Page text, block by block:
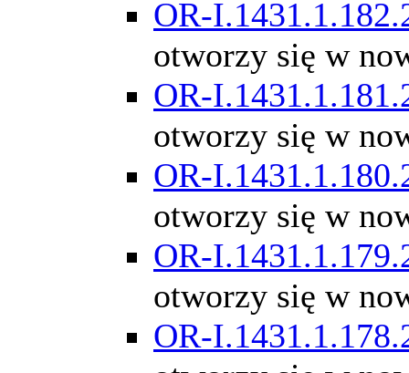
OR-
otworzy się w
OR-
otworzy się w
OR-
otworzy się w
OR-
otworzy się w
OR-